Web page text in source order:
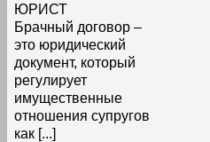
ЮРИСТ
Брачный договор –
это юридический
документ, который
регулирует
имущественные
отношения супругов
как [...]